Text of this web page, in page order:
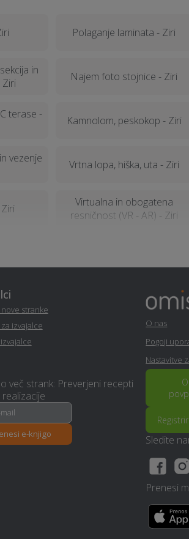
Polaganje laminata - Ziri
in
Ziri
Najem foto stojnice - Ziri
terase -
Kamnolom, peskokop - Ziri
vezenje
Vrtna lopa, hiška, uta - Ziri
Virtualna in obogatena
resničnost (VR - AR) - Ziri
PR / odnosi z javnostmi - Ziri
- Ziri
- Ziri Samoobramba - Ziri
- Ziri
kopalnice - Ziri
- Ziri Računovodske storitve - Ziri
Pasji salon - Ziri
Kamnoseštvo - Ziri
stranke
izvajalce
več strank: Preverjeni recepti
realizacije
e-knjigo
O nas
Pogoji
Nastavitve
Sledite
Prenesi